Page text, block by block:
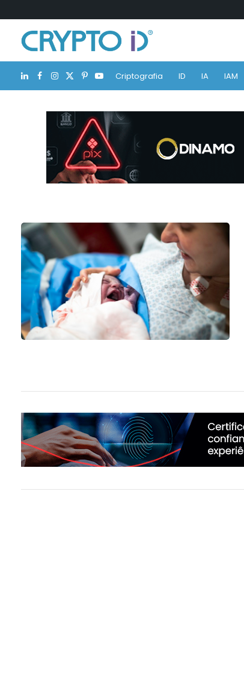
LinkedIn
Facebook
Instagram
X
(Twitter)
Pinterest
YouTubeCriptografia ID IA IAM